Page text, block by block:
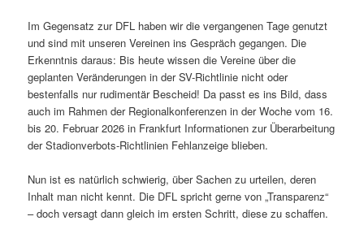
Im Gegensatz zur DFL haben wir die vergangenen Tage genutzt
und sind mit unseren Vereinen ins Gespräch gegangen. Die
Erkenntnis daraus: Bis heute wissen die Vereine über die
geplanten Veränderungen in der SV-Richtlinie nicht oder
bestenfalls nur rudimentär Bescheid! Da passt es ins Bild, dass
auch im Rahmen der Regionalkonferenzen in der Woche vom 16.
bis 20. Februar 2026 in Frankfurt Informationen zur Überarbeitung
der Stadionverbots-Richtlinien Fehlanzeige blieben.
Nun ist es natürlich schwierig, über Sachen zu urteilen, deren
Inhalt man nicht kennt. Die DFL spricht gerne von „Transparenz“
– doch versagt dann gleich im ersten Schritt, diese zu schaffen.